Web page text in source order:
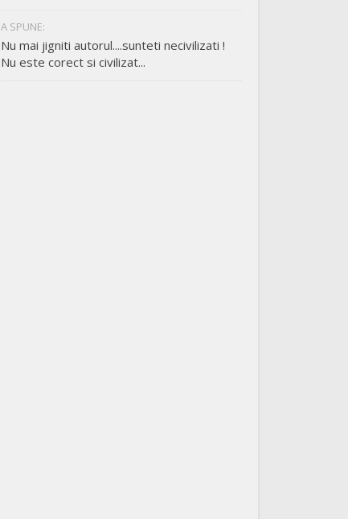
A SPUNE:
Nu mai jigniti autorul....sunteti necivilizati !
Nu este corect si civilizat...